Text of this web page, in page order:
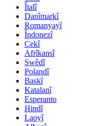
Îtalî
Danîmarkî
Romanyayî
Îndonezî
Çekî
Afrîkansî
Swêdî
Polandî
Baskî
Katalanî
Esperanto
Hindî
Laoyî